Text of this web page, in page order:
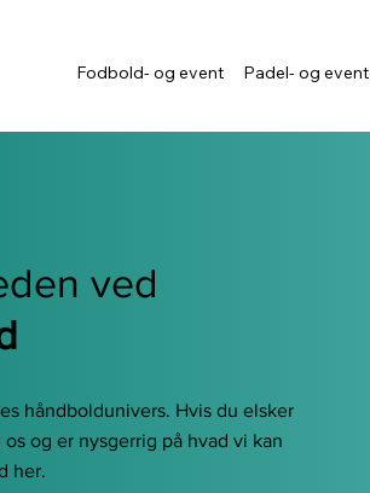
Fodbold- og event Padel- og event
ved
håndboldunivers. Hvis du elsker
og er nysgerrig på hvad vi kan
her.